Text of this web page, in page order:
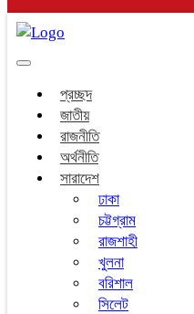
Toggle
প্রচ্ছদ
জাতীয়
রাজনীতি
অর্থনীতি
সারাদেশ
ঢাকা
চট্টগ্রাম
রাজশাহী
খুলনা
বরিশাল
সিলেট